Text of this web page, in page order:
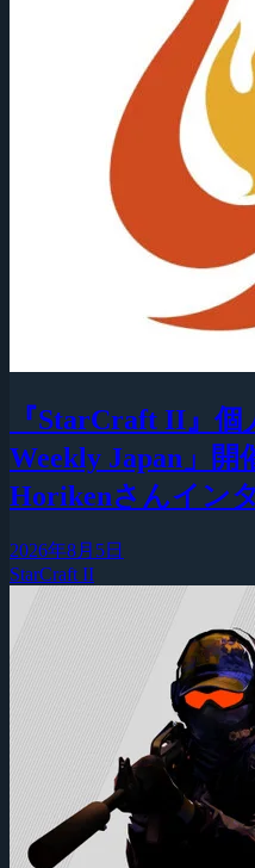
『StarCraft II』個
Weekly Japan」開
Horikenさんイン
2026年8月5日
StarCraft II